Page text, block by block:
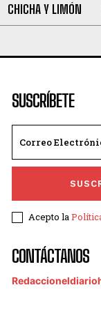
CHICHA Y LIMÓN
SUSCRÍBETE
Acepto la
CONTÁCTANOS